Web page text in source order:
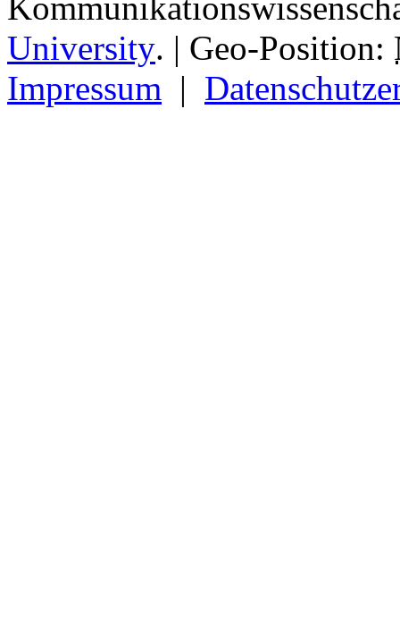
University. | Geo-Position:
Impressum |